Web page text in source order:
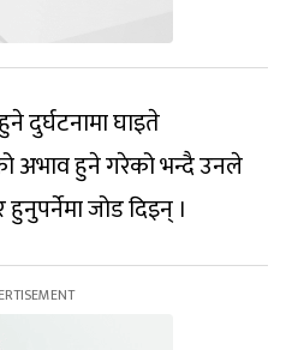
दुर्घटनामा घाइते
अभाव हुने गरेको भन्दै उनले
जोड दिइन् ।